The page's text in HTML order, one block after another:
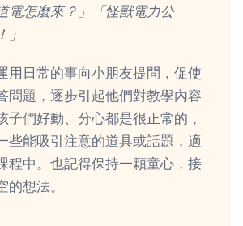
電怎麼來？」「怪獸電力公
」
用日常的事向小朋友提問，促使
問題，逐步引起他們對教學內容
子們好動、分心都是很正常的，
些能吸引注意的道具或話題，適
程中。也記得保持一顆童心，接
的想法。